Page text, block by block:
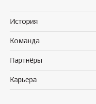
История
Команда
Партнёры
Карьера